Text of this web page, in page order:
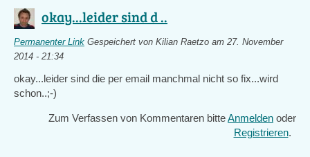
okay...leider sind d ..
Permanenter Link Gespeichert von Kilian Raetzo am 27. November
2014 - 21:34
okay...leider sind die per email manchmal nicht so fix...wird
schon..;-)
Zum Verfassen von Kommentaren bitteAnmelden oder
Registrieren.